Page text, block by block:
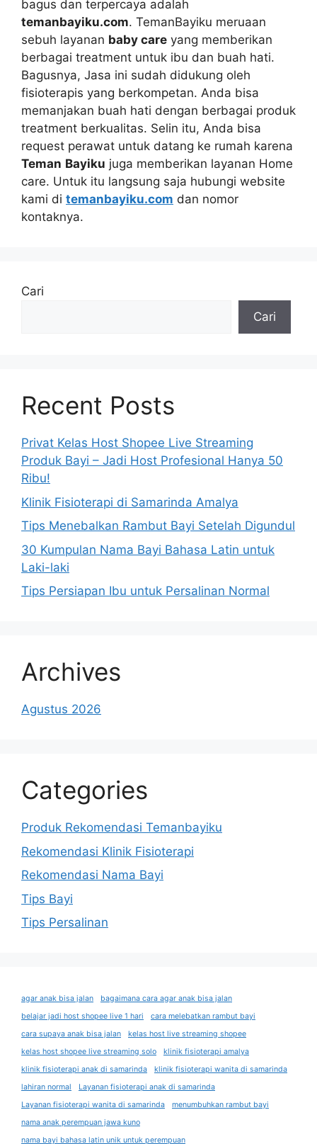
bagus dan terpercaya adalah
temanbayiku.com. TemanBayiku meruaan
sebuh layanan baby care yang memberikan
berbagai treatment untuk ibu dan buah hati.
Bagusnya, Jasa ini sudah didukung oleh
fisioterapis yang berkompetan. Anda bisa
memanjakan buah hati dengan berbagai produk
treatment berkualitas. Selin itu, Anda bisa
request perawat untuk datang ke rumah karena
Teman Bayiku juga memberikan layanan Home
care. Untuk itu langsung saja hubungi website
kami di temanbayiku.com dan nomor
kontaknya.
Cari
Cari
Recent Posts
Privat Kelas Host Shopee Live Streaming
Produk Bayi – Jadi Host Profesional Hanya 50
Ribu!
Klinik Fisioterapi di Samarinda Amalya
Tips Menebalkan Rambut Bayi Setelah Digundul
30 Kumpulan Nama Bayi Bahasa Latin untuk
Laki-laki
Tips Persiapan Ibu untuk Persalinan Normal
Archives
Agustus 2026
Categories
Produk Rekomendasi Temanbayiku
Rekomendasi Klinik Fisioterapi
Rekomendasi Nama Bayi
Tips Bayi
Tips Persalinan
agar anak bisa jalan
bagaimana cara agar anak bisa jalan
belajar jadi host shopee live 1 hari
cara melebatkan rambut bayi
cara supaya anak bisa jalan
kelas host live streaming shopee
kelas host shopee live streaming solo
klinik fisioterapi amalya
klinik fisioterapi anak di samarinda
klinik fisioterapi wanita di samarinda
lahiran normal
Layanan fisioterapi anak di samarinda
Layanan fisioterapi wanita di samarinda
menumbuhkan rambut bayi
nama anak perempuan jawa kuno
nama bayi bahasa latin unik untuk perempuan